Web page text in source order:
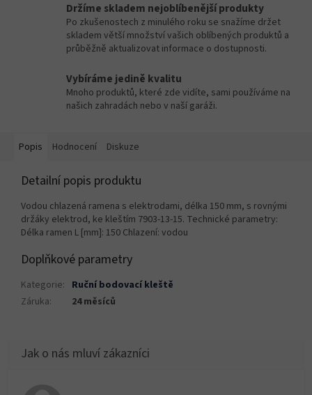
Držíme skladem nejoblíbenější produkty
Po zkušenostech z minulého roku se snažíme držet
skladem větší množství vašich oblíbených produktů a
průběžně aktualizovat informace o dostupnosti.
Vybíráme jedině kvalitu
Mnoho produktů, které zde vidíte, sami používáme na
našich zahradách nebo v naší garáži.
Popis Hodnocení Diskuze
Detailní popis produktu
Vodou chlazená ramena s elektrodami, délka 150 mm, s rovnými
držáky elektrod, ke kleštím 7903-13-15. Technické parametry:
Délka ramen L [mm]: 150 Chlazení: vodou
Doplňkové parametry
Kategorie: Ruční bodovací kleště
Záruka: 24 měsíců